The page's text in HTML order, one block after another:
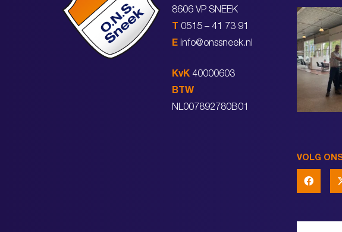
8606 VP SNEEK
T 0515 – 41 73 91
E info@onssneek.nl
KvK 40000603
BTW
NL007892780B01
VOLG